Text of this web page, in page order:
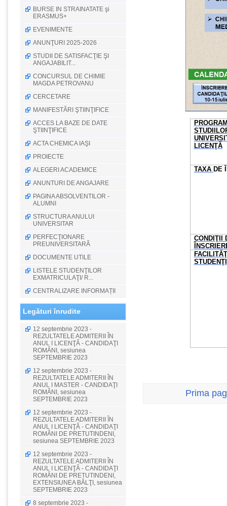
BURSE IN STRAINATATE şi
ERASMUS+
EVENIMENTE
ANUNŢURI 2025-2026
STUDII DE SATISFACŢIE ŞI
ANGAJABILIT...
CONCURSUL DE CHIMIE
MAGDA PETROVANU
CERCETARE
MANIFESTĂRI ŞTIINŢIFICE
ACCES LA BAZE DE DATE
ŞTIINŢIFICE
ACTA CHEMICA IAŞI
PROIECTE
ALEGERI ACADEMICE
ANUNTURI DE ANGAJARE
PAGINA ABSOLVENTILOR -
ALUMNI
STRUCTURA ANULUI
UNIVERSITAR
PERFECŢIONARE
PREUNIVERSITARĂ
DOCUMENTE UTILE
LISTELE STUDENŢILOR
EXMATRICULAŢI/ R...
CENTRALIZARE INFORMAȚII
Legături înrudite
12 septembrie 2023 -
REZULTATELE ADMITERII ÎN
ANUL I LICENŢĂ - CANDIDAŢI
ROMÂNI, sesiunea
SEPTEMBRIE 2023
12 septembrie 2023 -
REZULTATELE ADMITERII ÎN
ANUL I MASTER - CANDIDAŢI
ROMÂNI, sesiunea
SEPTEMBRIE 2023
12 septembrie 2023 -
REZULTATELE ADMITERII ÎN
ANUL I LICENŢĂ - CANDIDAŢI
ROMÂNI DE PRETUTINDENI,
sesiunea SEPTEMBRIE 2023
12 septembrie 2023 -
REZULTATELE ADMITERII ÎN
ANUL I LICENŢĂ - CANDIDAŢI
ROMÂNI DE PRETUTINDENI,
EXTENSIUNEA BĂLŢI, sesiunea
SEPTEMBRIE 2023
8 septembrie 2023 -
LICENŢĂ
TAXA DE
CONDIŢII
STUDENŢI
Prima